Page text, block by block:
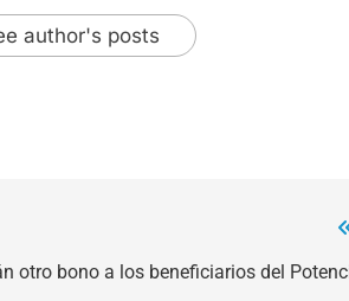
author's posts
otro bono a los beneficiarios del